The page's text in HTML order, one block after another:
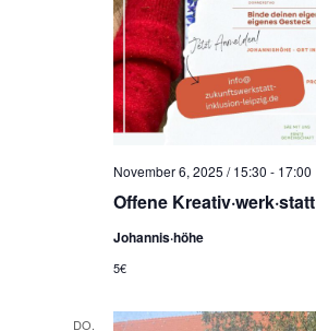
Offene Kreativ·werk·statt
November 6, 2025 / 15:30 - 17:00
Johannis·höhe
5€
DO.